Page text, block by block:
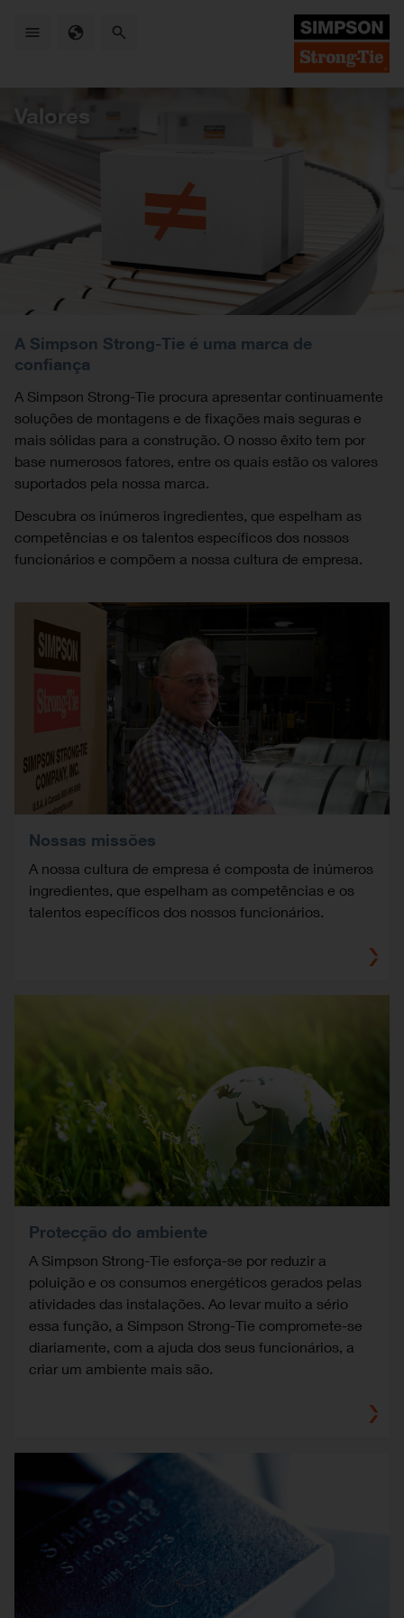
Valores
A Simpson Strong-Tie é uma marca de
confiança
A Simpson Strong-Tie procura apresentar continuamente
soluções de montagens e de fixações mais seguras e
mais sólidas para a construção. O nosso êxito tem por
base numerosos fatores, entre os quais estão os valores
suportados pela nossa marca.
Descubra os inúmeros ingredientes, que espelham as
competências e os talentos específicos dos nossos
funcionários e compõem a nossa cultura de empresa.
Nossas missões
A nossa cultura de empresa é composta de inúmeros
ingredientes, que espelham as competências e os
talentos específicos dos nossos funcionários.
Protecção do ambiente
A Simpson Strong-Tie esforça-se por reduzir a
poluição e os consumos energéticos gerados pelas
atividades das instalações. Ao levar muito a sério
essa função, a Simpson Strong-Tie compromete-se
diariamente, com a ajuda dos seus funcionários, a
criar um ambiente mais são.